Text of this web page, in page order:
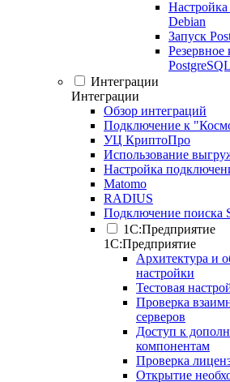
Настройка
Debian
Запуск
Резервное
PostgreSQL
Интеграции
Интеграции
Обзор интеграций
Подключение к
УЦ КриптоПро
Использование
Настройка
Matomo
RADIUS
Подключение поиска
1С:Предприятие
1С:Предприятие
Архитектура и
настройки
Тестовая
Проверка
серверов
Доступ к
компонентам
Проверка
Открытие